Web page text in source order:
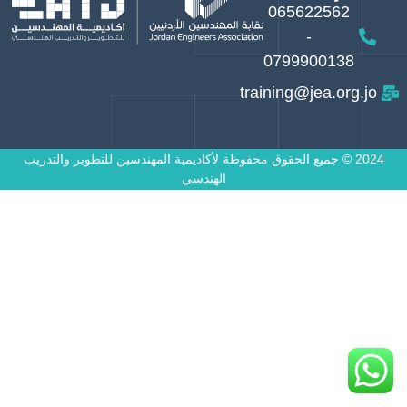
065622562
-
0799900138
training@jea.org.jo
2024 © جميع الحقوق محفوظة لأكاديمية المهندسين للتطوير والتدريب
الهندسي